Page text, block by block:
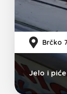
Brčko
Jelo i piće